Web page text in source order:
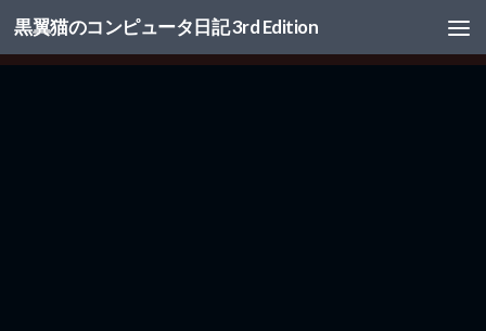
コンテンツへスキップ
黒翼猫のコンピュータ日記 3rd Edition